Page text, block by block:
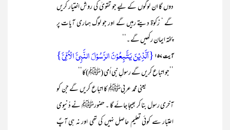
دوں گا ان لوگوں کے لیے جو تقویٰ کی روش اختیار کریں
گے ‘ زکوٰۃ دیتے رہیں گے اور جو لوگ ہماری آیات پر
پختہ ایمان رکھیں گے ۔‘‘
آیت ۱۵۷ {اَلَّذِیۡنَ یَتَّبِعُوۡنَ الرَّسُوۡلَ النَّبِیَّ الۡاُمِّیَّ}
’’جو اتباع کریں گے رسولِ نبی اُمی (ﷺ)کا‘‘
یعنی محمد عربیﷺ کا اتباع کریں گے جن کو
آخری رسول بنا کر بھیجا جائے گا ۔ حضورﷺ نے دُنیوی
اعتبار سے کوئی تعلیم حاصل نہیں کی تھی اور نہ ہی آپؐ